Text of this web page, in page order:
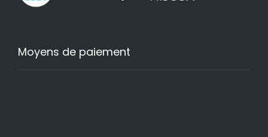
Moyens de paiement